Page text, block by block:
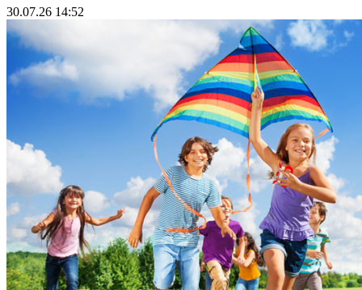
30.07.26 14:52